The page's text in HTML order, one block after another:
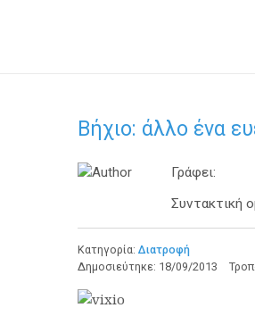
Βήχιο: άλλο ένα
Γράφει:
Συντακτική
Κατηγορία: Διατροφή
Δημοσιεύτηκε: 18/09/2013